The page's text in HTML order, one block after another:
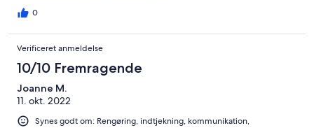
morning is a delight. Very peaceful, and the nearby Boorhaman
0
Verificeret anmeldelse
10/10 Fremragende
Joanne M.
11. okt. 2022
Synes godt om: Rengøring, indtjekning, kommunikation,